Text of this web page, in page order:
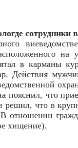
сотрудники
в карманы
Действия
пояснил, что
что в
отношении
хищение).